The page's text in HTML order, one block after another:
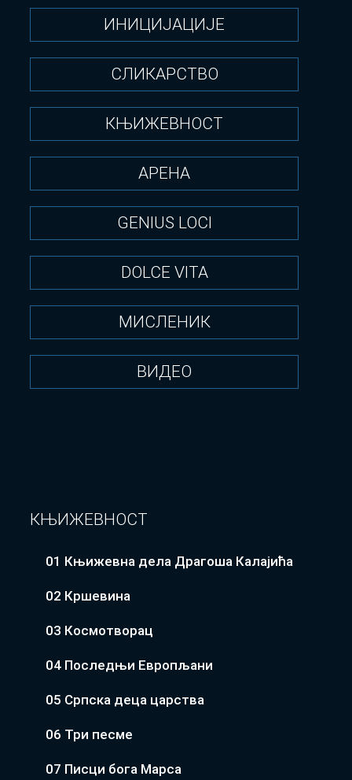
ИНИЦИЈАЦИЈЕ
СЛИКАРСТВО
КЊИЖЕВНОСТ
АРЕНА
GENIUS LOCI
DOLCE VITA
МИСЛЕНИК
ВИДЕО
КЊИЖЕВНОСТ
01 Књижевна дела Драгоша Калајића
02 Кршевина
03 Космотворац
04 Последњи Европљани
05 Српска деца царства
06 Три песме
07 Писци бога Марса